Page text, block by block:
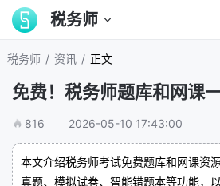
税务师
税务师 / 资讯 / 正文
免费！税务师题库和网课
816 2026-05-10 17:43:00
本文介绍税务师考试免费题库和网课资
真题、模拟试卷、智能错题本等功能，